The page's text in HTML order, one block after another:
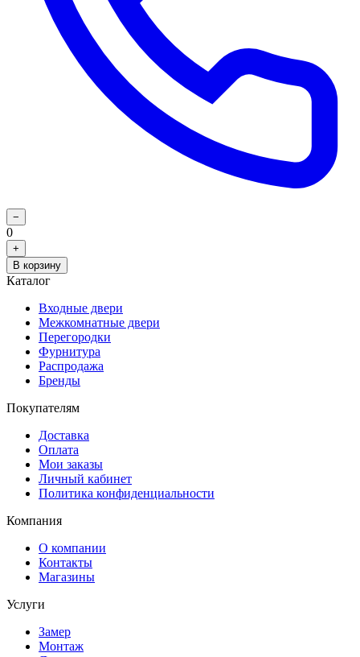
−
0
+
В корзину
Каталог
Входные двери
Межкомнатные двери
Перегородки
Фурнитура
Распродажа
Бренды
Покупателям
Доставка
Оплата
Мои заказы
Личный кабинет
Политика конфиденциальности
Компания
О компании
Контакты
Магазины
Услуги
Замер
Монтаж